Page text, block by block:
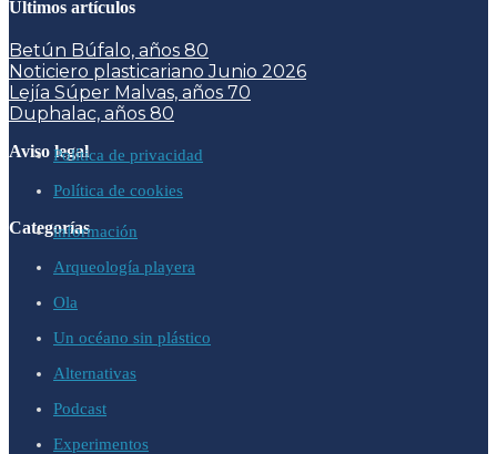
Últimos artículos
Betún Búfalo, años 80
Noticiero plasticariano Junio 2026
Lejía Súper Malvas, años 70
Duphalac, años 80
Aviso legalPolítica de privacidad
Política de cookies
Categoríasinformación
Arqueología playera
Ola
Un océano sin plástico
Alternativas
Podcast
Experimentos